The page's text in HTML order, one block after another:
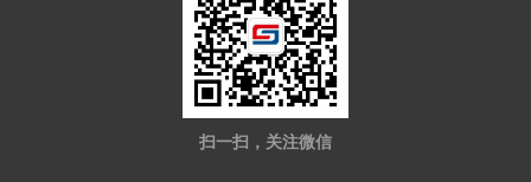
扫一扫，关注微信